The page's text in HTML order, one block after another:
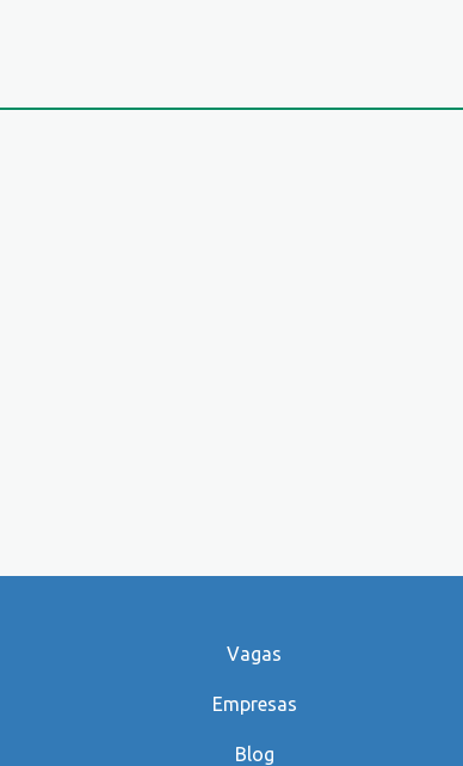
Vagas
Empresas
Blog